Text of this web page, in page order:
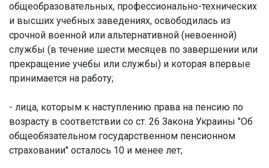
общеобразовательных, профессионально-технических
и высших учебных заведениях, освободилась из
срочной военной или альтернативной (невоенной)
службы (в течение шести месяцев по завершении или
прекращение учебы или службы) и которая впервые
принимается на работу;
- лица, которым к наступлению права на пенсию по
возрасту в соответствии со ст. 26 Закона Украины "Об
общеобязательном государственном пенсионном
страховании" осталось 10 и менее лет;